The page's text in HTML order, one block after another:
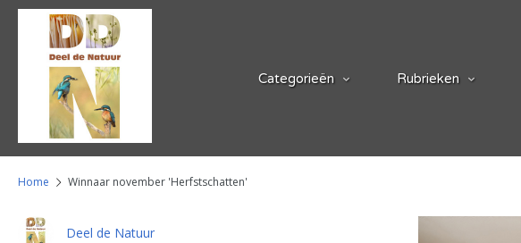
Categorieën Rubrieken
Home Winnaar november 'Herfstschatten'
Deel de Natuur